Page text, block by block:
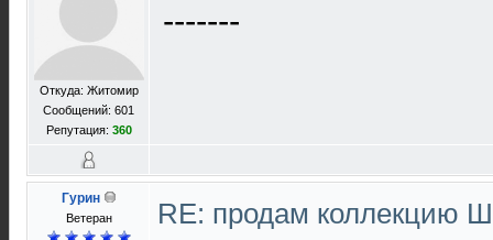
Откуда: Житомир
Сообщений: 601
Репутация: 360
-------
Гурин
Ветеран
RE: продам коллекцию